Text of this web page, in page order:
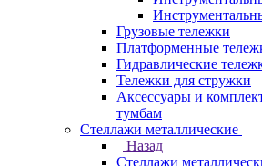
Грузовые тележки
Платформенные
Гидравлические
Тележки для стружки
Аксесcуары и
тумбам
Стеллажи металлические
Назад
Стеллажи